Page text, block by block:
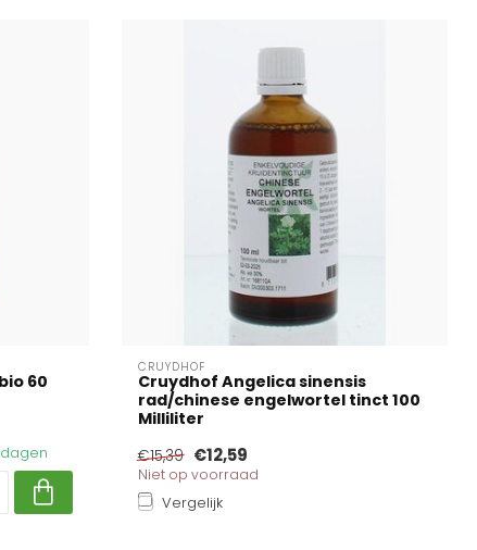
60
CRUYDHOF
Cruydhof Angelica sinensis
rad/chinese engelwortel tinct 100
Milliliter
€15,39 €12,59
Niet op voorraad
Vergelijk